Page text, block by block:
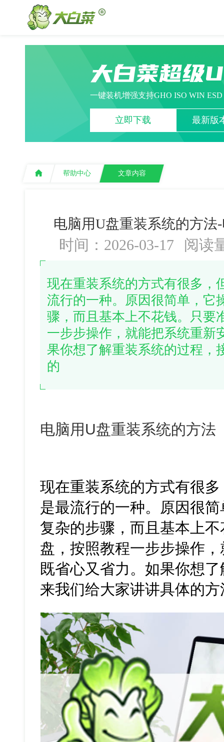
大白菜超级
一键装机增强支持GHO ISO WIN
立即下载 最新版
帮助中心 文章内容
电脑用U盘重装系统的方
时间：2026-03-17 阅读
现在重装系统的方式有很多，
流行的一种。原因很简单，它
骤，而且基本上不花钱。只要
一步步操作，就能把系统重新
果你想了解重装系统的过程，
的
电脑用U盘重装系统的方法
现在重装系统的方式有很
是最流行的一种。原因很
复杂的步骤，而且基本上
盘，按照教程一步步操作
既省心又省力。如果你想
来我们给大家讲讲具体的方